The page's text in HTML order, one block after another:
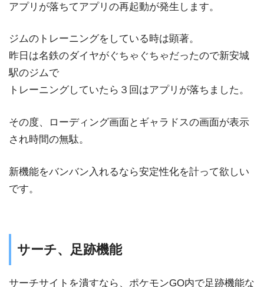
アプリが落ちてアプリの再起動が発生します。
ジムのトレーニングをしている時は顕著。
昨日は名鉄のダイヤがぐちゃぐちゃだったので新安城
駅のジムで
トレーニングしていたら３回はアプリが落ちました。
その度、ローディング画面とギャラドスの画面が表示
され時間の無駄。
新機能をバンバン入れるなら安定性化を計って欲しい
です。
サーチ、足跡機能
サーチサイトを潰すなら、ポケモンGO内で足跡機能な